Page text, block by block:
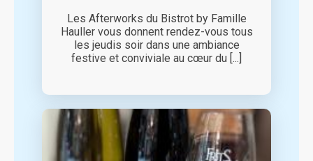
Les Afterworks du Bistrot by Famille
Hauller vous donnent rendez-vous tous
les jeudis soir dans une ambiance
festive et conviviale au cœur du [...]